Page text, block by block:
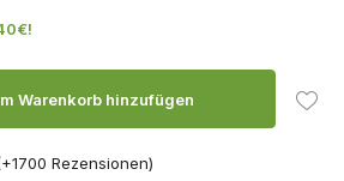
Warenkorb hinzufügen
Rezensionen)